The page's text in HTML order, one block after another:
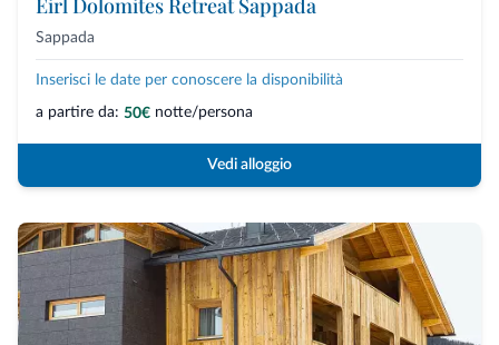
Sappada
Inserisci le date per conoscere la disponibilità
a partire da: 50€ notte/persona
Vedi alloggio